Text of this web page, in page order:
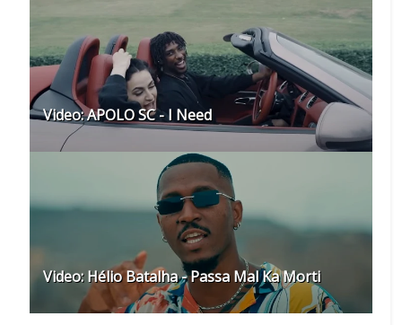
Video: APOLO SC - I Need
Video: Hélio Batalha - Passa Mal Ka Morti